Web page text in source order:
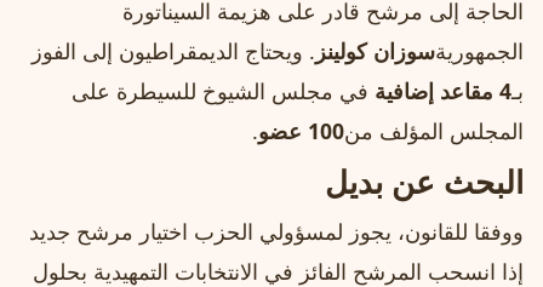
الحاجة إلى مرشح قادر على هزيمة السيناتورة
الجمهوريةسوزان كولينز . ويحتاج الديمقراطيون إلى الفوز
بـ4 مقاعد إضافية
في مجلس الشيوخ للسيطرة على
المجلس المؤلف من100 عضو .
البحث عن بديل
ووفقا للقانون، يجوز لمسؤولي الحزب اختيار مرشح جديد
إذا انسحب المرشح الفائز في الانتخابات التمهيدية بحلول